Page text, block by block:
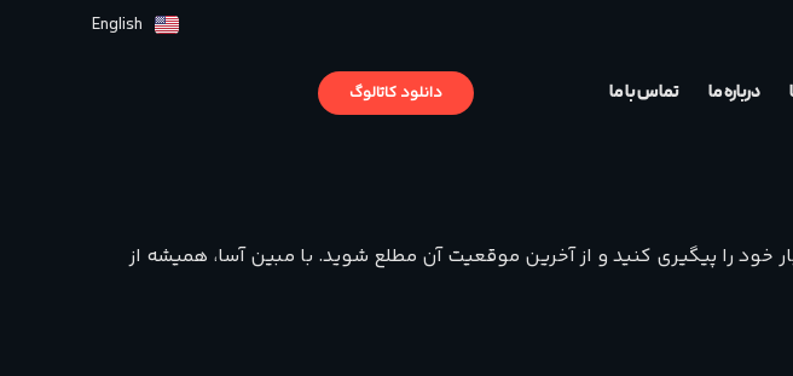
English
درباره ما تماس با ما دانلود کاتالوگ
خود را پیگیری کنید و از آخرین موقعیت آن مطلع شوید. با مبین آسا، همیشه از